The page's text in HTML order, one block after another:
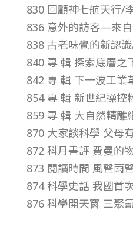
第
1
1
期
–
總
830 回顧神七航天行/
836 意外的訪客—來
838 古老味覺的新認
840 專 輯 探索底層
842 專 輯 下一波工
854 專 輯 新世紀操
859 專 輯 大自然精
870 大家談科學 父母
872 科月書評 費曼的
873 閱讀時間 風聲雨
874 科學史話 我國首
876 科學開天窗 三聚